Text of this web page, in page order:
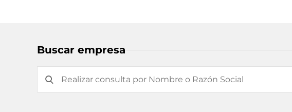
Buscar empresa